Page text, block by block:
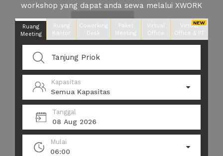
workshop yang dapat anda sewa melalui XWORK
Ruang
Meeting
Ruang
Kantor
Coworking
Desk
Paket
Meeting
Virtual
Office
Virtual
Office & PT
Kapasitas
Semua Kapasitas
Tanggal
08 Aug 2026
Mulai
06:00